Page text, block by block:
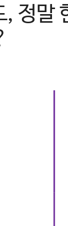
, 정말